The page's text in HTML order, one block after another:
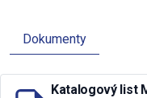
Dokumenty
Katalogový list